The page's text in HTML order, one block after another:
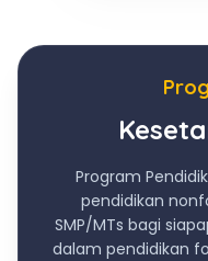
Program
pendidikan
SMP/MTs bagi
dalam pendidikan